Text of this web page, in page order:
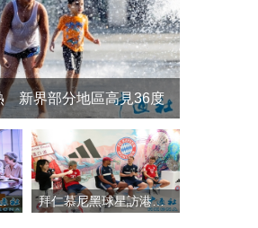
新界部分地區高見36度
手1萬元保底息4.25厘 拜仁慕尼黑球星訪港 與球迷近距離互動